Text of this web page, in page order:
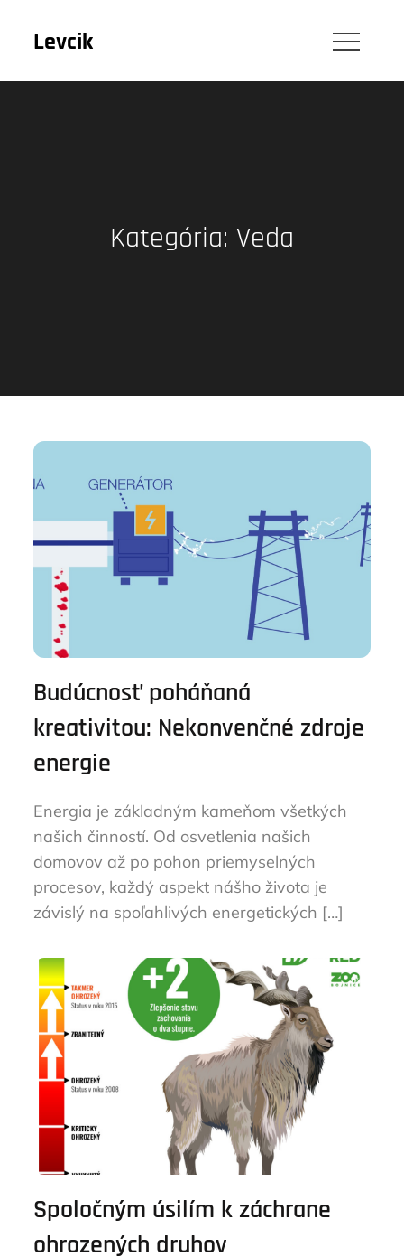
Levcik
Kategória: Veda
Budúcnosť poháňaná
kreativitou: Nekonvenčné zdroje
energie
Energia je základným kameňom všetkých
našich činností. Od osvetlenia našich
domovov až po pohon priemyselných
procesov, každý aspekt nášho života je
závislý na spoľahlivých energetických […]
Spoločným úsilím k záchrane
ohrozených druhov